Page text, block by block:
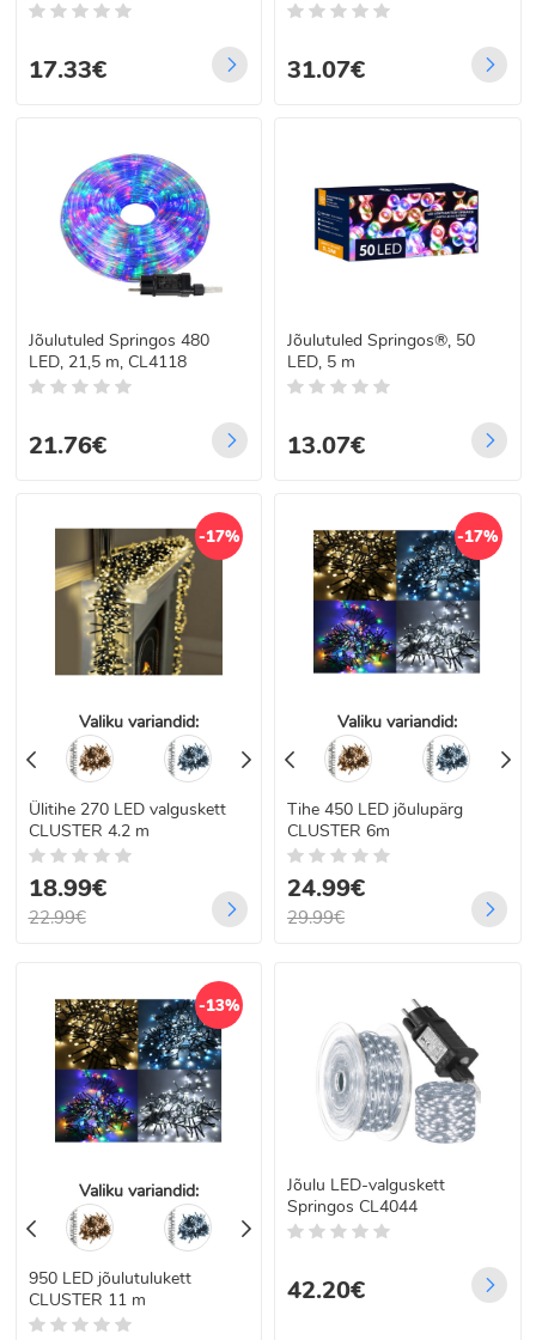
17.33€ 31.07€
Jõulutuled Springos 480
LED, 21,5 m, CL4118
21.76€
Jõulutuled Springos®, 50
LED, 5 m
13.07€
-17%
Valiku variandid:
Ülitihe 270 LED valguskett
CLUSTER 4.2 m
18.99€
22.99€
-17%
Valiku variandid:
Tihe 450 LED jõulupärg
CLUSTER 6m
24.99€
29.99€
-13%
Valiku variandid:
950 LED jõulutulukett
CLUSTER 11 m
Jõulu LED-valguskett
Springos CL4044
42.20€